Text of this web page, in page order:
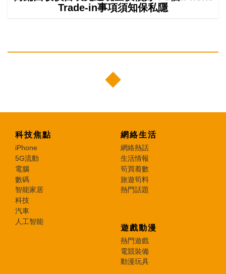
Trade-in事項須知保私隱
科技焦點
iPhone
5G流動
電腦
數碼
智能家居
科技
汽車
人工智能
網絡生活
網絡熱話
生活情報
筍買着數
旅遊筍料
熱門話題
遊戲動漫
熱門遊戲
電競裝備
動漫玩具